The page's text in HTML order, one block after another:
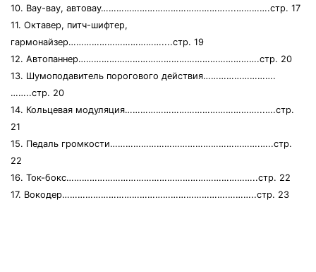
10. Вау-вау, автовау…………………………………………....………….стр. 17
11. Октавер, питч-шифтер,
гармонайзер………………………………....стр. 19
12. Автопаннер…………………………………………………………….стр. 20
13. Шумоподавитель порогового действия……………………….
……..стр. 20
14. Кольцевая модуляция……………………………………………...….стр.
21
15. Педаль громкости………………………………………………….…..стр.
22
16. Ток-бокс………………………………………………………………..стр. 22
17. Вокодер……………………………………………………….………..стр. 23